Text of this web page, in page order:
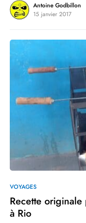
Antoine Godbillon
15 janvier 2017
VOYAGES
Recette
à Rio